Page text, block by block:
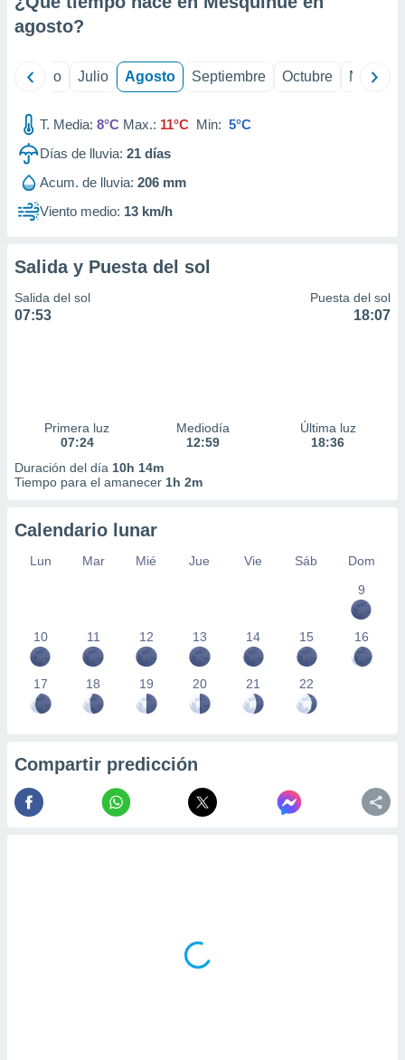
e
publicidad
publicidad
de
agosto?
Junio Julio Agosto Septiembre Octubre
T. Media: 8°C Max.: 11°C Min: 5°C
Días de lluvia: 21 días
Acum. de lluvia: 206 mm
Viento medio: 13 km/h
Salida y Puesta del sol
Salida del sol
07:53
Puesta del sol
18:07
Primera luz
07:24
Mediodía
12:59
Última luz
18:36
Duración del día 10h 14m
Tiempo para el amanecer 1h 2m
Calendario lunar
Lun Mar Mié Jue Vie Sáb
Dom
9
10 11 12 13 14 15 16
17 18 19 20 21 22
Compartir predicción